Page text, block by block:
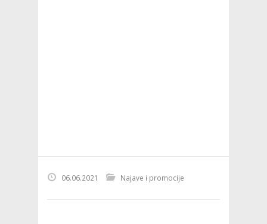
06.06.2021 Najave i promocije